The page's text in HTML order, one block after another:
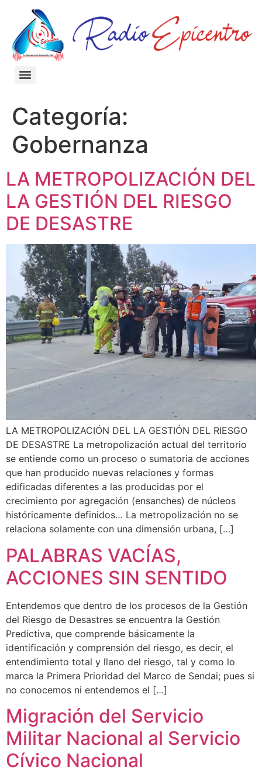
Categoría:
Gobernanza
LA METROPOLIZACIÓN DEL
LA GESTIÓN DEL RIESGO
DE DESASTRE
LA METROPOLIZACIÓN DEL LA GESTIÓN DEL RIESGO
DE DESASTRE La metropolización actual del territorio
se entiende como un proceso o sumatoria de acciones
que han producido nuevas relaciones y formas
edificadas diferentes a las producidas por el
crecimiento por agregación (ensanches) de núcleos
históricamente definidos… La metropolización no se
relaciona solamente con una dimensión urbana, […]
PALABRAS VACÍAS,
ACCIONES SIN SENTIDO
Entendemos que dentro de los procesos de la Gestión
del Riesgo de Desastres se encuentra la Gestión
Predictiva, que comprende básicamente la
identificación y comprensión del riesgo, es decir, el
entendimiento total y llano del riesgo, tal y como lo
marca la Primera Prioridad del Marco de Sendai; pues si
no conocemos ni entendemos el […]
Migración del Servicio
Militar Nacional al Servicio
Cívico Nacional